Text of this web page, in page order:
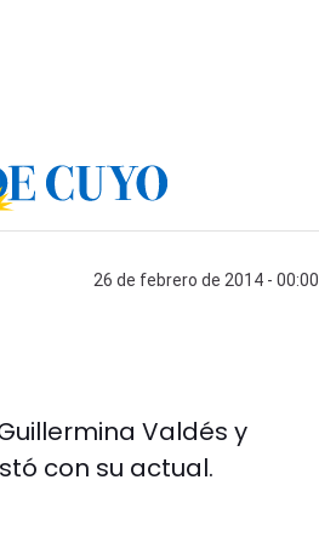
26 de febrero de 2014 - 00:00
Valdés y
con su actual.